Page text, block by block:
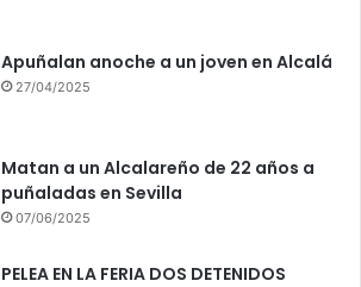
Apuñalan anoche a un joven en Alcalá
27/04/2025
Matan a un Alcalareño de 22 años a
puñaladas en Sevilla
07/06/2025
PELEA EN LA FERIA DOS DETENIDOS